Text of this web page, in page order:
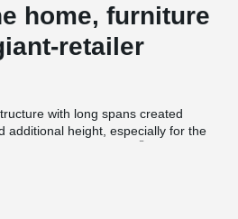
home, furniture
retailer
with long spans created
additional height, especially for the
®
of 90 minutes, without additional
site. The main structure of the
7 weeks, thanks to the rapid